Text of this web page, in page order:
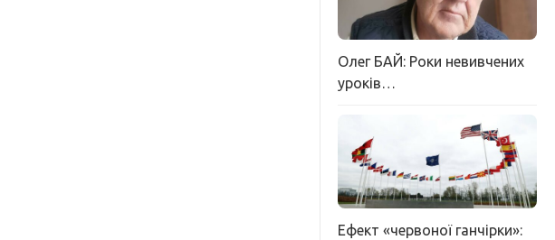
Олег БАЙ: Роки невивчених
уроків…
Ефект «червоної ганчірки»: